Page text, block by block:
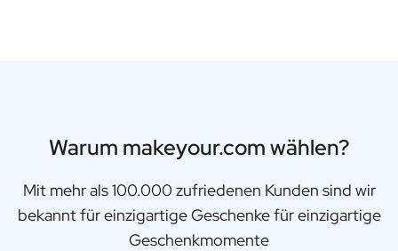
Warum makeyour.com wählen?
Mit mehr als 100.000 zufriedenen Kunden sind wir
bekannt für einzigartige Geschenke für einzigartige
Geschenkmomente